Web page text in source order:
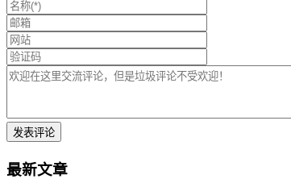
最新文章